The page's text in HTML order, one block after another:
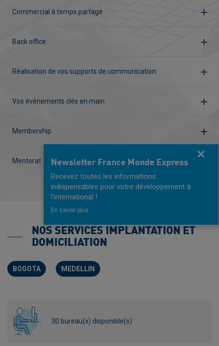
Commercial à temps partagé
Back office
Réalisation de vos supports de communication
Vos événements clés en main
Membership
Mentorat
NOS SERVICES IMPLANTATION ET
DOMICILIATION
BOGOTA MEDELLIN
30 bureau(x) disponible(s)
Newsletter France Monde Express
Recevez toutes les informations
indispensables pour votre développement à
l'international !
En savoir plus